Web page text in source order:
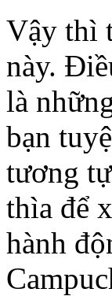
Vậy thì
này.
là
bạn
tương
thìa để
hành